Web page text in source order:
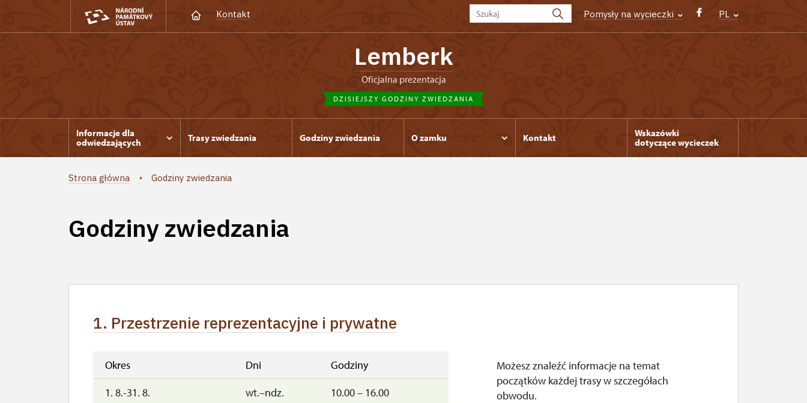
Kontakt Pomysły na wycieczki PL
Lemberk
Oficjalna prezentacja
DZISIEJSZY GODZINY ZWIEDZANIA
Informacje dla
odwiedzających
Trasy zwiedzania Godziny zwiedzania O zamku Kontakt
Wskazówki
dotyczące wycieczek
Strona główna Godziny zwiedzania
Godziny zwiedzania
1. Przestrzenie reprezentacyjne i prywatne
Okres Dni
Godziny
1. 8.-31. 8.
wt.–ndz. 10.00 – 16.00
Możesz znaleźć informacje na temat
początków każdej trasy w szczegółach
obwodu.